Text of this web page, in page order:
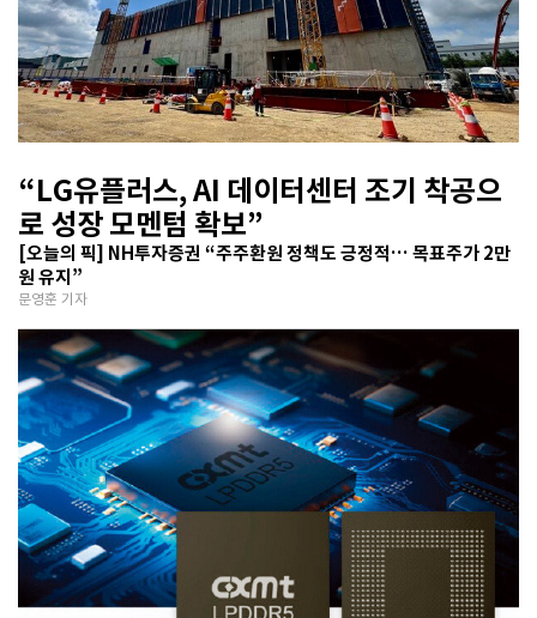
“LG유플러스, AI 데이터센터 조기 착공으
로 성장 모멘텀 확보”
[오늘의 픽] NH투자증권 “주주환원 정책도 긍정적… 목표주가 2만
원 유지”
문영훈 기자